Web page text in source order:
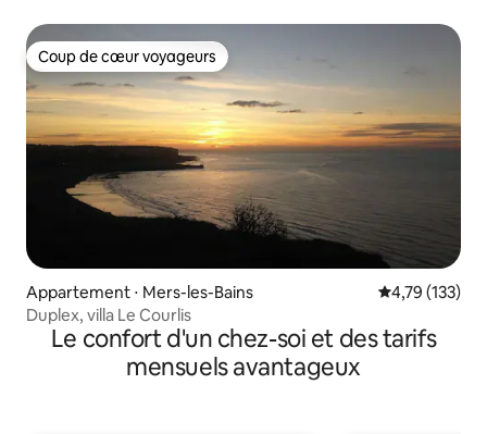
Coup de cœur voyageurs
Coup de cœur voyageurs
Appartement ⋅ Mers-les-Bains Évaluation
4,79 (133)
Duplex, villa Le Courlis
Le confort d'un chez-soi et des tarifs
mensuels avantageux